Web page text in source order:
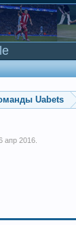
Uabets
апр 2016